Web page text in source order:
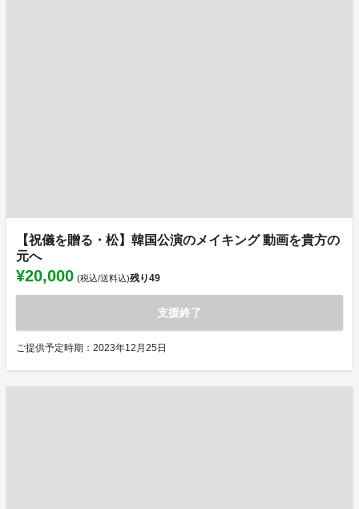
【祝儀を贈る・松】韓国公演のメイキング 動画を貴方の
元へ
¥20,000 (税込/送料込)残り49
支援終了
ご提供予定時期：2023年12月25日